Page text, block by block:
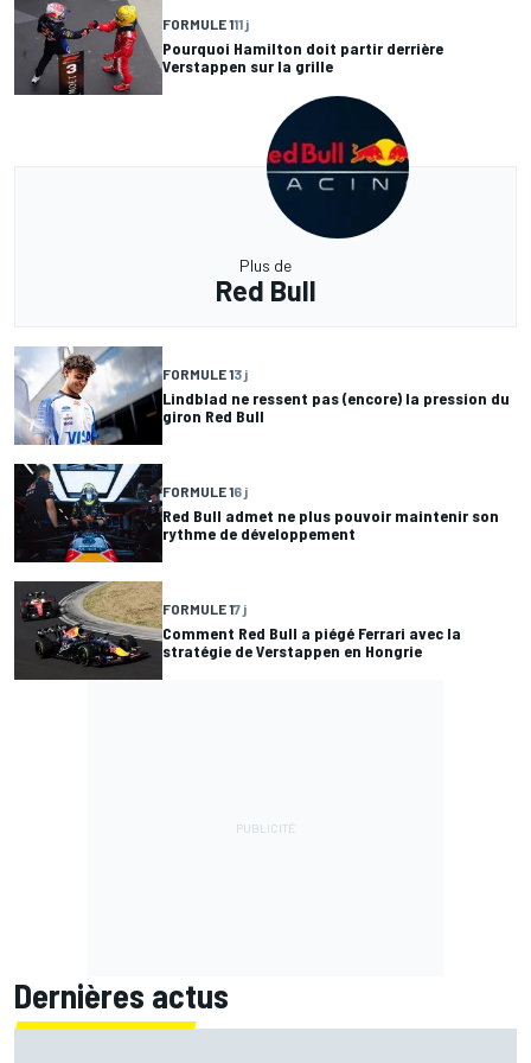
FORMULE 111 j
Pourquoi Hamilton doit partir derrière
Verstappen sur la grille
Plus de
Red Bull
FORMULE 13 j
Lindblad ne ressent pas (encore) la pression du
giron Red Bull
FORMULE 16 j
Red Bull admet ne plus pouvoir maintenir son
rythme de développement
FORMULE 17 j
Comment Red Bull a piégé Ferrari avec la
stratégie de Verstappen en Hongrie
Dernières actus